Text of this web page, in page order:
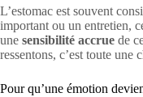
L’estomac est souvent
important ou un entretien,
une sensibilité accrue de
ressentons, c’est toute
Pour qu’une émotion